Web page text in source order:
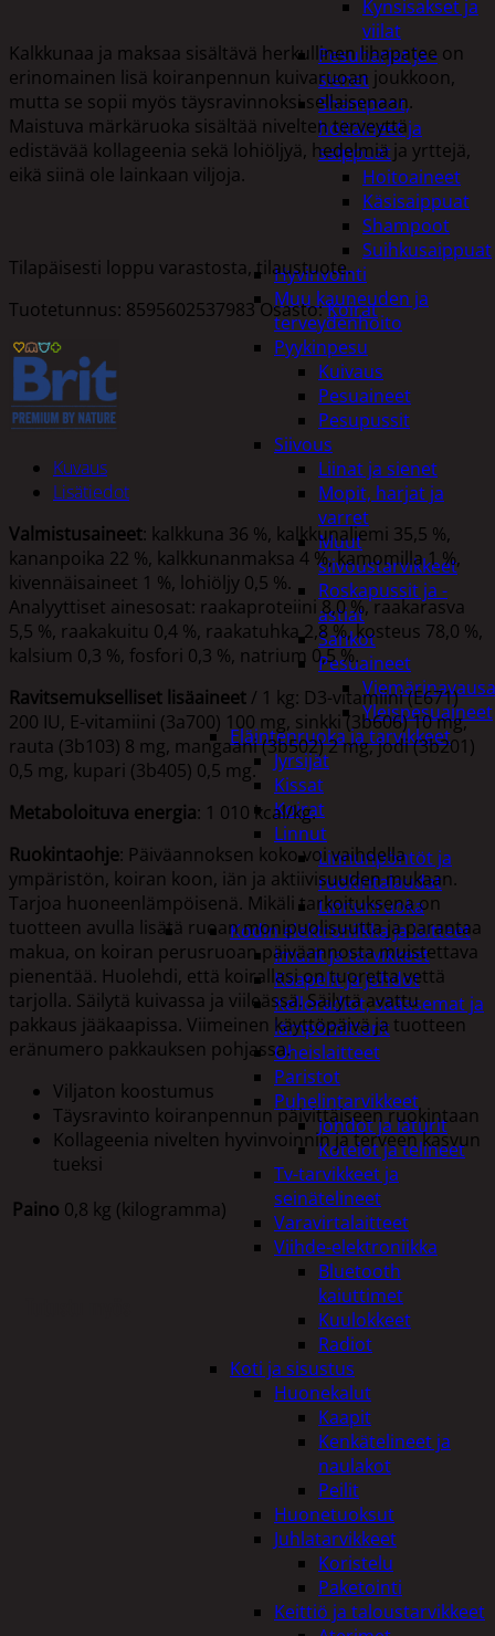
Kynsisakset ja
viilat
Pesuharjat ja -
sienet
Shampoot,
hoitaineet ja
saippuat
Hoitoaineet
Käsisaippuat
Shampoot
Suihkusaippuat
Hyvinvointi
Muu kauneuden ja
terveydenhoito
Pyykinpesu
Kuivaus
Pesuaineet
Pesupussit
Siivous
Liinat ja sienet
Mopit, harjat ja
varret
Muut
siivoustarvikkeet
Roskapussit ja -
astiat
Sankot
Pesuaineet
Yleispesuaineet
Eläintenruoka ja tarvikkeet
Jyrsijät
Kissat
Koirat
Linnut
Linnunpöntöt ja
ruokintalaudat
Linnunruoka
Kodin elektroniikka ja laitteet
Imurit ja tarvikkeet
Kaapelit ja johdot
Kelloradiot, sääasemat ja
lämpömittarit
Oheislaitteet
Paristot
Puhelintarvikkeet
Johdot ja laturit
Kotelot ja telineet
Tv-tarvikkeet ja
seinätelineet
Varavirtalaitteet
Viihde-elektroniikka
Bluetooth
kaiuttimet
Kuulokkeet
Radiot
Koti ja sisustus
Huonekalut
Kaapit
Kenkätelineet ja
naulakot
Peilit
Huonetuoksut
Juhlatarvikkeet
Koristelu
Paketointi
Keittiö ja taloustarvikkeet
Kalkkunaa ja maksaa sisältävä herkullinen lihapatee on
erinomainen lisä koiranpennun kuivaruoan joukkoon,
mutta se sopii myös täysravinnoksi sellaisenaan.
Maistuva märkäruoka sisältää nivelten terveyttä
edistävää kollageenia sekä lohiöljyä, hedelmiä ja yrttejä,
eikä siinä ole lainkaan viljoja.
Tilapäisesti loppu varastosta, tilaustuote.
Tuotetunnus: 8595602537983Osasto:Koirat
Kuvaus
Lisätiedot
Valmistusaineet: kalkkuna 36 %, kalkkunaliemi 35,5 %,
kananpoika 22 %, kalkkunanmaksa 4 %, kamomilla 1 %,
kivennäisaineet 1 %, lohiöljy 0,5 %.
Analyyttiset ainesosat: raakaproteiini 8,0 %, raakarasva
5,5 %, raakakuitu 0,4 %, raakatuhka 2,8 %, kosteus 78,0 %,
kalsium 0,3 %, fosfori 0,3 %, natrium 0,5 %.
Ravitsemukselliset lisäaineet / 1 kg: D3-vitamiini (E671)
200 IU, E-vitamiini (3a700) 100 mg, sinkki (3b606) 10 mg,
rauta (3b103) 8 mg, mangaani (3b502) 2 mg, jodi (3b201)
0,5 mg, kupari (3b405) 0,5 mg.
Metaboloituva energia: 1 010 kcal/kg.
Ruokintaohje: Päiväannoksen koko voi vaihdella
ympäristön, koiran koon, iän ja aktiivisuuden mukaan.
Tarjoa huoneenlämpöisenä. Mikäli tarkoituksena on
tuotteen avulla lisätä ruoan monipuolisuutta ja parantaa
makua, on koiran perusruoan päiväannosta muistettava
pienentää. Huolehdi, että koirallasi on tuoretta vettä
tarjolla. Säilytä kuivassa ja viileässä. Säilytä avattu
pakkaus jääkaapissa. Viimeinen käyttöpäivä ja tuotteen
eränumero pakkauksen pohjassa.
Viljaton koostumus
Täysravinto koiranpennun päivittäiseen ruokintaan
Kollageenia nivelten hyvinvoinnin ja terveen kasvun
tueksi
Paino 0,8 kg (kilogramma)